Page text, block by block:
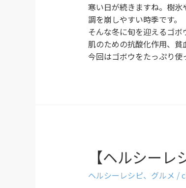
寒い日が続きますね。樹
調を崩しやすい時季です。
そんな冬に旬を迎えるゴ
肌のための抗酸化作用、貧
今回はゴボウをたっぷり使
【ヘルシー
ヘルシーレシピ、 グルメ /